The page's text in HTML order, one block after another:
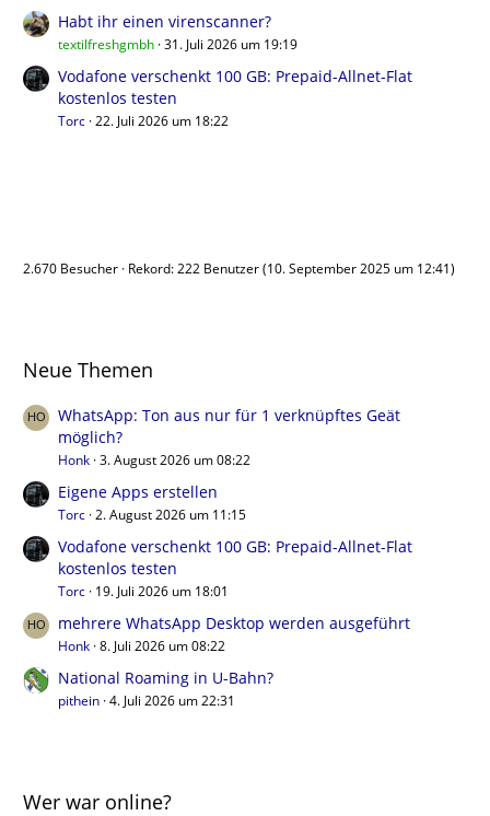
Habt ihr einen virenscanner?
textilfreshgmbh 31. Juli 2026 um 19:19
Vodafone verschenkt 100 GB: Prepaid-Allnet-Flat
kostenlos testen
Torc 22. Juli 2026 um 18:22
2.670 Besucher Rekord: 222 Benutzer (10. September 2025 um 12:41)
Neue Themen
WhatsApp: Ton aus nur für 1 verknüpftes Geät
möglich?
Honk 3. August 2026 um 08:22
Eigene Apps erstellen
Torc 2. August 2026 um 11:15
Vodafone verschenkt 100 GB: Prepaid-Allnet-Flat
kostenlos testen
Torc 19. Juli 2026 um 18:01
mehrere WhatsApp Desktop werden ausgeführt
Honk 8. Juli 2026 um 08:22
National Roaming in U-Bahn?
pithein 4. Juli 2026 um 22:31
Wer war online?